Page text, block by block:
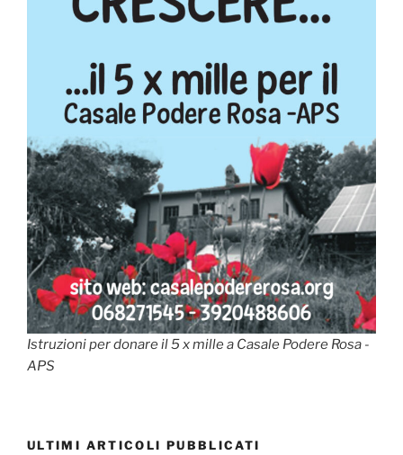
Istruzioni per donare il 5 x mille a Casale Podere Rosa -
APS
ULTIMI ARTICOLI PUBBLICATI